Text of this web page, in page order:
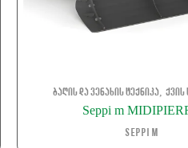
ბაღის და ვენახის ტექნიკა ქვის
Seppi m
Seppi m